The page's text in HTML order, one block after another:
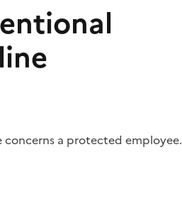
a protected employee.